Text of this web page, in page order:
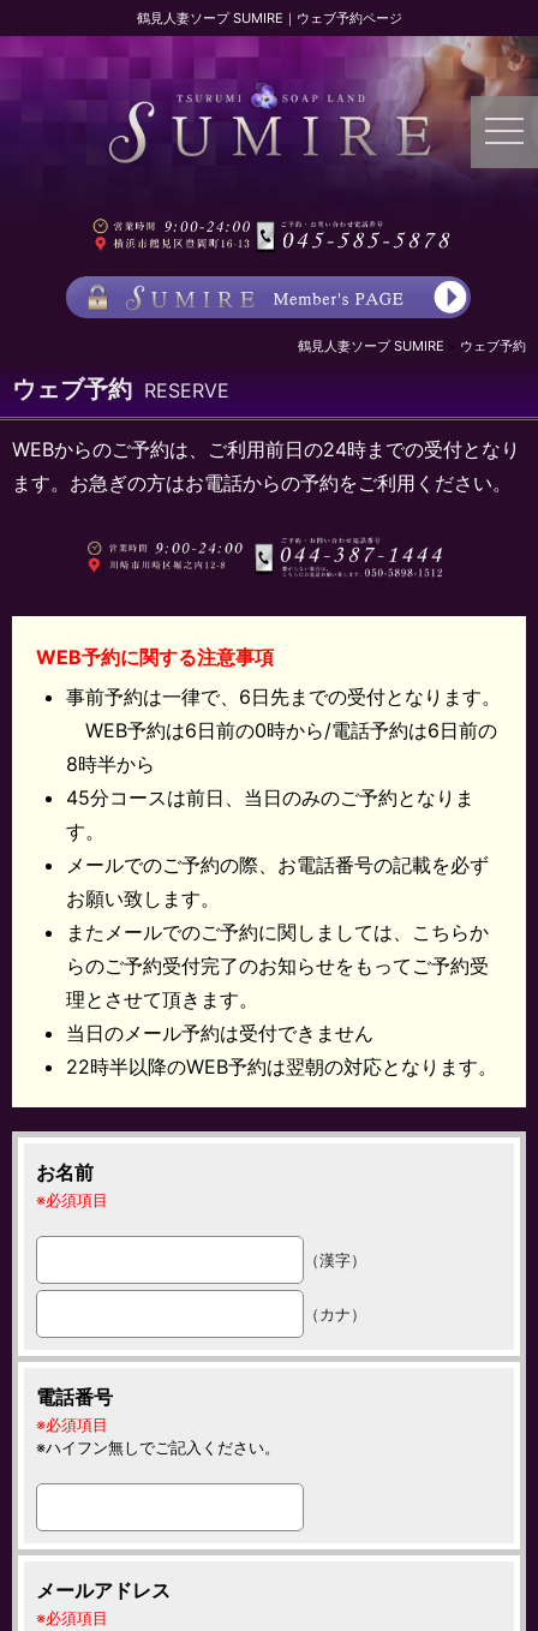
鶴見人妻ソープ SUMIRE｜ウェブ予約ページ
鶴見人妻ソープ SUMIRE ウェブ予約
ウェブ予約 RESERVE
WEBからのご予約は、ご利用前日の24時までの受付となり
ます。お急ぎの方はお電話からの予約をご利用ください。
WEB予約に関する注意事項
事前予約は一律で、6日先までの受付となります。
WEB予約は6日前の0時から/電話予約は6日前の
8時半から
45分コースは前日、当日のみのご予約となりま
す。
メールでのご予約の際、お電話番号の記載を必ず
お願い致します。
またメールでのご予約に関しましては、こちらか
らのご予約受付完了のお知らせをもってご予約受
理とさせて頂きます。
当日のメール予約は受付できません
22時半以降のWEB予約は翌朝の対応となります。
お名前
必須項目
（漢字）
（カナ）
電話番号
必須項目
ハイフン無しでご記入ください。
メールアドレス
必須項目